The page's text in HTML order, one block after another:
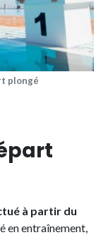
plongé
à partir du
en entraînement,